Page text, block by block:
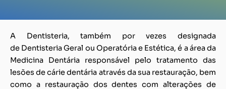
A Dentisteria, também por vezes designada
de Dentisteria Geral ou Operatória e Estética, é a área da
Medicina Dentária responsável pelo tratamento das
lesões de cárie dentária através da sua restauração, bem
como a restauração dos dentes com alterações de